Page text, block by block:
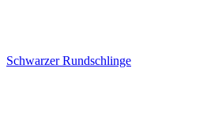
Schwarzer Rundschlinge